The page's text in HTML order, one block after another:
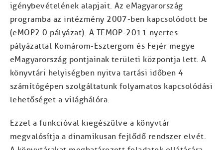
igénybevételének alapjait. Az eMagyarország
programba az intézmény 2007-ben kapcsolódott be
(eMOP2.0 pályázat). A TEMOP-2011 nyertes
pályázattal Komárom-Esztergom és Fejér megye
eMagyarország pontjainak területi központja lett. A
könyvtári helyiségben nyitva tartási időben 4
számítógépen szolgáltatunk folyamatos kapcsolódási
lehetőséget a világhálóra.
Ezzel a funkcióval kiegészülve a könyvtár
megvalósítja a dinamikusan fejlődő rendszer elvét.